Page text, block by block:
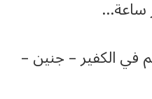
ساعة…
الكفير – جنين –